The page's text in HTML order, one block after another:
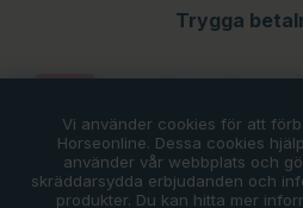
Trygga
Vi använder cookies för att
Horseonline. Dessa cookies
använder vår webbplats och
skräddarsydda erbjudanden och
produkter. Du kan hitta mer